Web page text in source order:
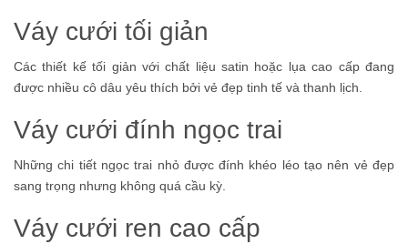
Váy cưới tối giản
Các thiết kế tối giản với chất liệu satin hoặc lụa cao cấp đang
được nhiều cô dâu yêu thích bởi vẻ đẹp tinh tế và thanh lịch.
Váy cưới đính ngọc trai
Những chi tiết ngọc trai nhỏ được đính khéo léo tạo nên vẻ đẹp
sang trọng nhưng không quá cầu kỳ.
Váy cưới ren cao cấp